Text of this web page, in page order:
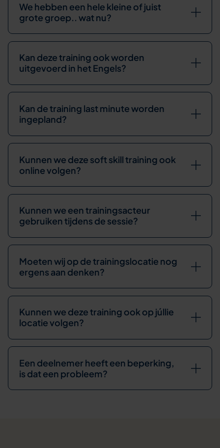
We hebben een hele kleine of juist
grote groep.. wat nu?
Kan deze training ook worden
uitgevoerd in het Engels?
Kan de training last minute worden
ingepland?
Kunnen we deze soft skill training ook
online volgen?
Kunnen we een trainingsacteur
gebruiken tijdens de sessie?
Moeten wij op de trainingslocatie nog
ergens aan denken?
Kunnen we deze training ook op júllie
locatie volgen?
Een deelnemer heeft een beperking,
is dat een probleem?